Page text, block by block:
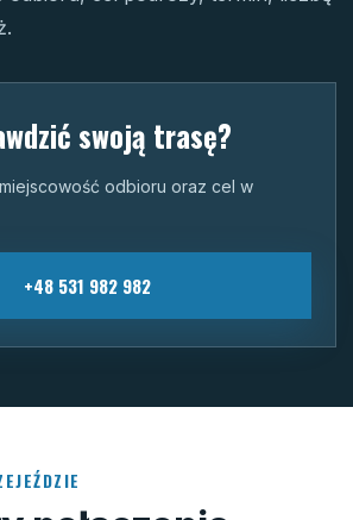
swoją trasę?
odbioru oraz cel w
+48 531 982 982